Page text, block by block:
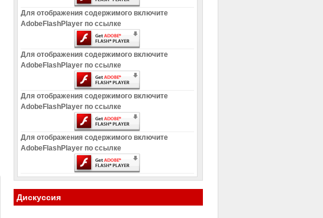
Для отображения содержимого включите
AdobeFlashPlayer по ссылке
Для отображения содержимого включите
AdobeFlashPlayer по ссылке
Для отображения содержимого включите
AdobeFlashPlayer по ссылке
Для отображения содержимого включите
AdobeFlashPlayer по ссылке
Дискуссия